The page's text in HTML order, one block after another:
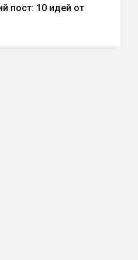
пост: 10 идей от